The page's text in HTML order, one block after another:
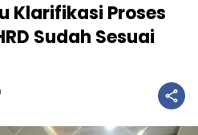
Klarifikasi Proses
Sudah Sesuai